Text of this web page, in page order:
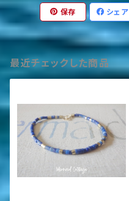
保存 シェア
最近チェックした商品